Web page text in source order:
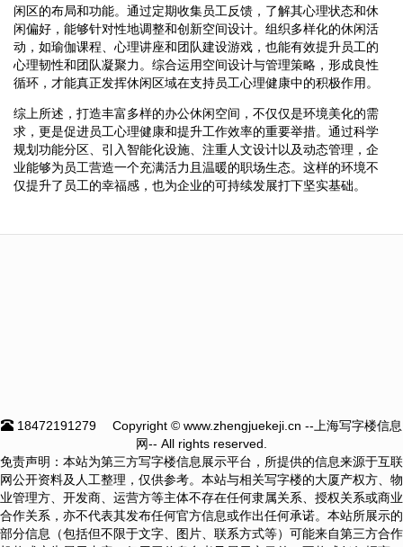
闲区的布局和功能。通过定期收集员工反馈，了解其心理状态和休
闲偏好，能够针对性地调整和创新空间设计。组织多样化的休闲活
动，如瑜伽课程、心理讲座和团队建设游戏，也能有效提升员工的
心理韧性和团队凝聚力。综合运用空间设计与管理策略，形成良性
循环，才能真正发挥休闲区域在支持员工心理健康中的积极作用。
综上所述，打造丰富多样的办公休闲空间，不仅仅是环境美化的需
求，更是促进员工心理健康和提升工作效率的重要举措。通过科学
规划功能分区、引入智能化设施、注重人文设计以及动态管理，企
业能够为员工营造一个充满活力且温暖的职场生态。这样的环境不
仅提升了员工的幸福感，也为企业的可持续发展打下坚实基础。
18472191279
Copyright © www.zhengjuekeji.cn --上海写字楼信息
网-- All rights reserved.
免责声明：本站为第三方写字楼信息展示平台，所提供的信息来源于互联
网公开资料及人工整理，仅供参考。本站与相关写字楼的大厦产权方、物
业管理方、开发商、运营方等主体不存在任何隶属关系、授权关系或商业
合作关系，亦不代表其发布任何官方信息或作出任何承诺。本站所展示的
部分信息（包括但不限于文字、图片、联系方式等）可能来自第三方合作